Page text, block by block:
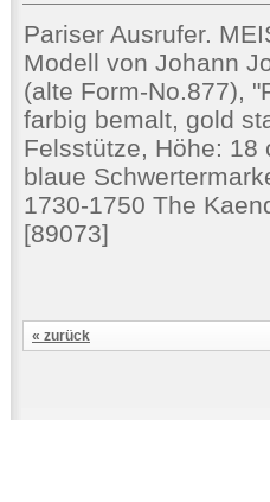
Pariser Ausrufer.
Modell von Johann
(alte Form-No.877),
farbig bemalt, gold
Felsstütze, Höhe: 18
blaue
1730-1750 The
[89073]
« zurück